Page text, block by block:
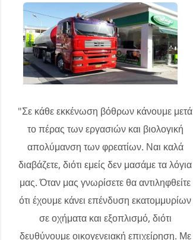
"Σε κάθε εκκένωση βόθρων κάνουμε μετά
το πέρας των εργασιών και βιολογική
απολύμανση των φρεατίων. Ναι καλά
διαβάζετε, διότι εμείς δεν μασάμε τα λόγια
μας. Όταν μας γνωρίσετε θα αντιληφθείτε
ότι έχουμε κάνει επένδυση εκατομμυρίων
σε οχήματα και εξοπλισμό, διότι
δευθύνουμε οικογενειακή επιχείρηση. Με